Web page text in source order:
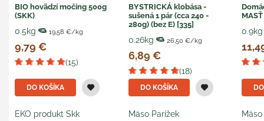
BIO hovädzí močing 500g
(SKK)
0.5kg 19,58 €/kg
9,79 €
(15)
DO KOŠÍKA
EKO produkt Skk
BYSTRICKÁ klobása -
sušená 1 pár (cca 240 -
280g) (bez E) [335]
0.26kg 26,50 €/kg
6,89 €
(18)
DO KOŠÍKA
Mäso Parížek
0.9kg